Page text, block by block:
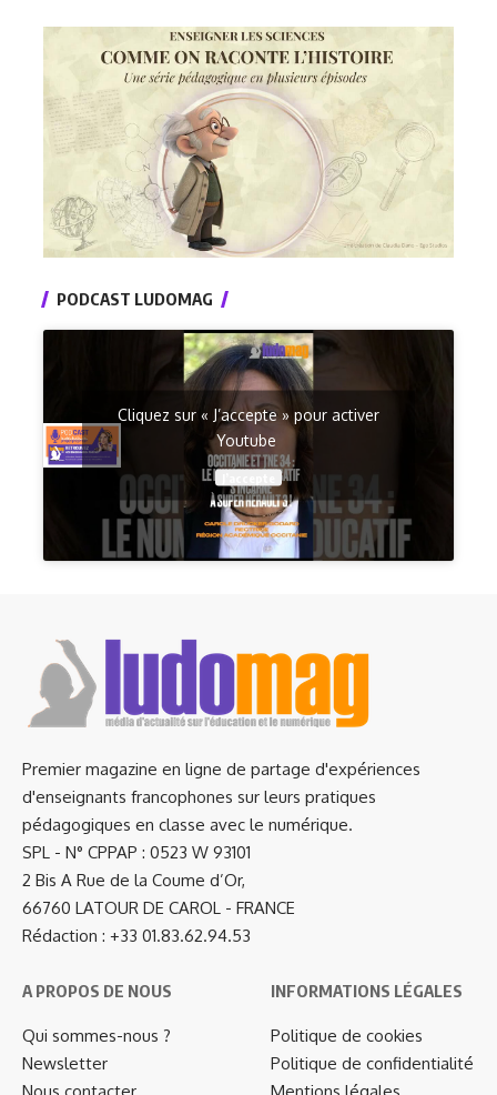
PODCAST LUDOMAG
Cliquez sur « J’accepte » pour activer
Youtube
Premier magazine en ligne de partage d'expériences
d'enseignants francophones sur leurs pratiques
pédagogiques en classe avec le numérique.
SPL - N° CPPAP : 0523 W 93101
2 Bis A Rue de la Coume d’Or,
66760 LATOUR DE CAROL - FRANCE
Rédaction : +33 01.83.62.94.53
A PROPOS DE NOUS
Qui sommes-nous ?
Newsletter
INFORMATIONS LÉGALES
Politique de cookies
Politique de confidentialité